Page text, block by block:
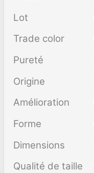
Lot
Trade color
Pureté
Origine
Amélioration
Forme
Dimensions
Qualité de taille